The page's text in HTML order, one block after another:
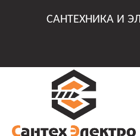
САНТЕХНИКА И